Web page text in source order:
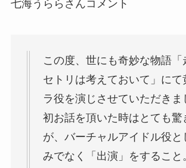
七海うららさんコメント
この度、世にも奇妙な物語「
セトリは考えておいて」にて
ラ役を演じさせていただきま
初お話を頂いた時はとても驚
が、バーチャルアイドル役と
みでなく「出演」をすること